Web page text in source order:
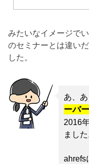
みたいなイメージで
のセミナーとは違い
した。
あ、
ーバ
2016
ました
ahrefs